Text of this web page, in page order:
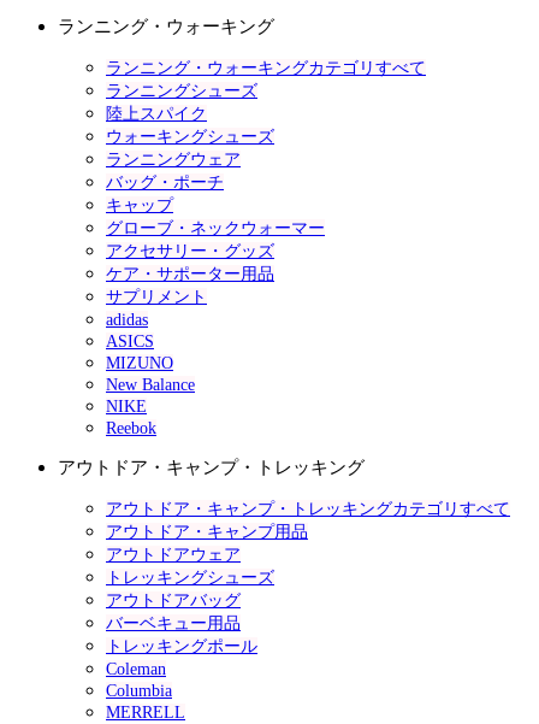
ランニング・ウォーキング
ランニング・ウォーキングカテゴリすべて
ランニングシューズ
陸上スパイク
ウォーキングシューズ
ランニングウェア
バッグ・ポーチ
キャップ
グローブ・ネックウォーマー
アクセサリー・グッズ
ケア・サポーター用品
サプリメント
adidas
ASICS
MIZUNO
New Balance
NIKE
Reebok
アウトドア・キャンプ・トレッキング
アウトドア・キャンプ・トレッキングカテゴリすべて
アウトドア・キャンプ用品
アウトドアウェア
トレッキングシューズ
アウトドアバッグ
バーベキュー用品
トレッキングポール
Coleman
Columbia
MERRELL